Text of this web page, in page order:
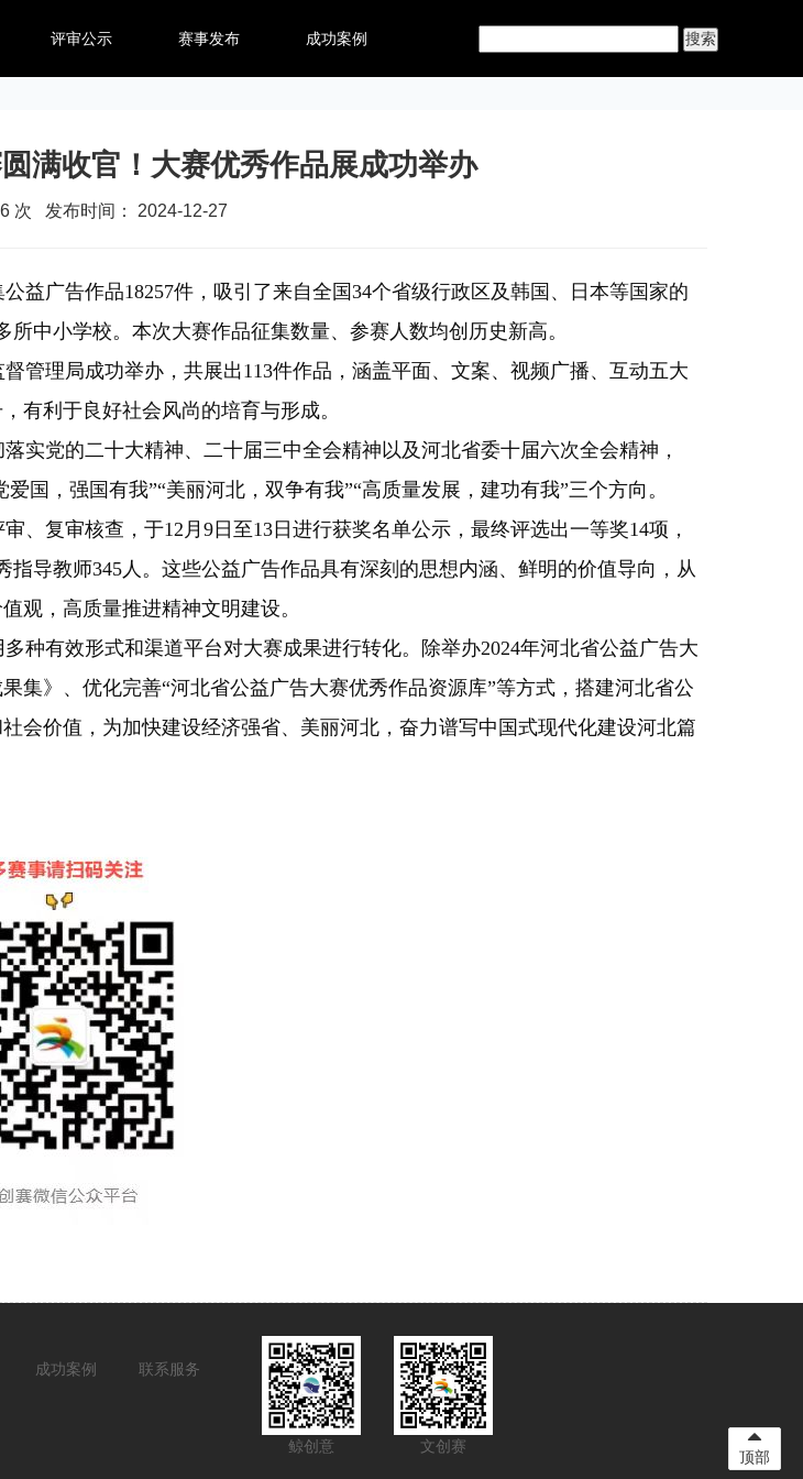
评审公示 赛事发布 成功案例
满收官！大赛优秀作品展成功举办
次 发布时间： 2024-12-27
广告作品18257件，吸引了来自全国34个省级行政区及韩国、日本等国家的
中小学校。本次大赛作品征集数量、参赛人数均创历史新高。
管理局成功举办，共展出113件作品，涵盖平面、文案、视频广播、互动五大
有利于良好社会风尚的培育与形成。
党的二十大精神、二十届三中全会精神以及河北省委十届六次全会精神，
，强国有我”“美丽河北，双争有我”“高质量发展，建功有我”三个方向。
复审核查，于12月9日至13日进行获奖名单公示，最终评选出一等奖14项，
导教师345人。这些公益广告作品具有深刻的思想内涵、鲜明的价值导向，从
观，高质量推进精神文明建设。
有效形式和渠道平台对大赛成果进行转化。除举办2024年河北省公益广告大
集》、优化完善“河北省公益广告大赛优秀作品资源库”等方式，搭建河北省公
会价值，为加快建设经济强省、美丽河北，奋力谱写中国式现代化建设河北篇
成功案例 联系服务
鲸创意 文创赛
顶部